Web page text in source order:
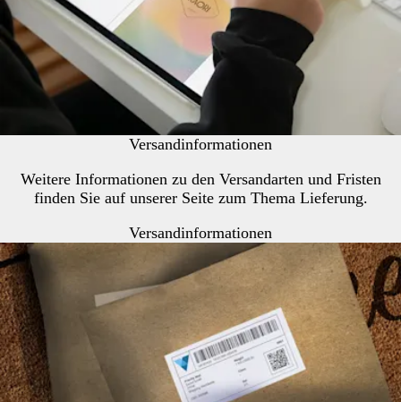
Versandinformationen
Weitere Informationen zu den Versandarten und Fristen
finden Sie auf unserer Seite zum Thema Lieferung.
Versandinformationen